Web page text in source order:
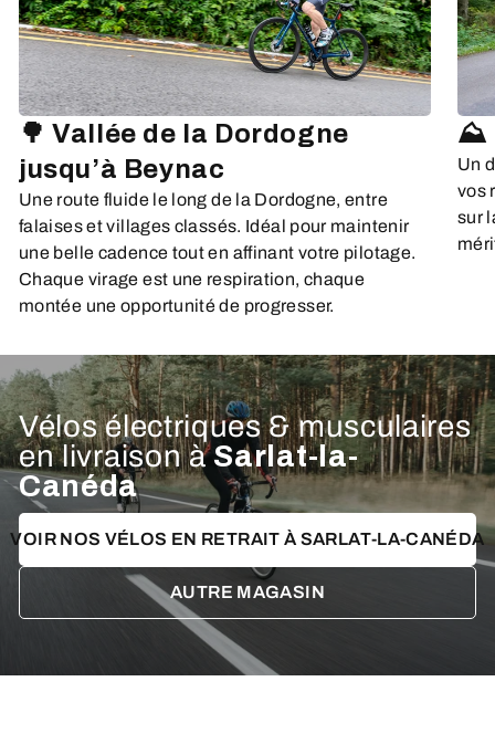
🌳 Vallée de la Dordogne
jusqu’à Beynac
Une route fluide le long de la Dordogne, entre
falaises et villages classés. Idéal pour maintenir
une belle cadence tout en affinant votre pilotage.
Chaque virage est une respiration, chaque
montée une opportunité de progresser.
⛰️
Un
vos
sur
Vélos électriques & musculaires
en livraison àSarlat-la-
Canéda
VOIR NOS VÉLOS EN RETRAIT À SARLAT-LA-CANÉDA
AUTRE MAGASIN